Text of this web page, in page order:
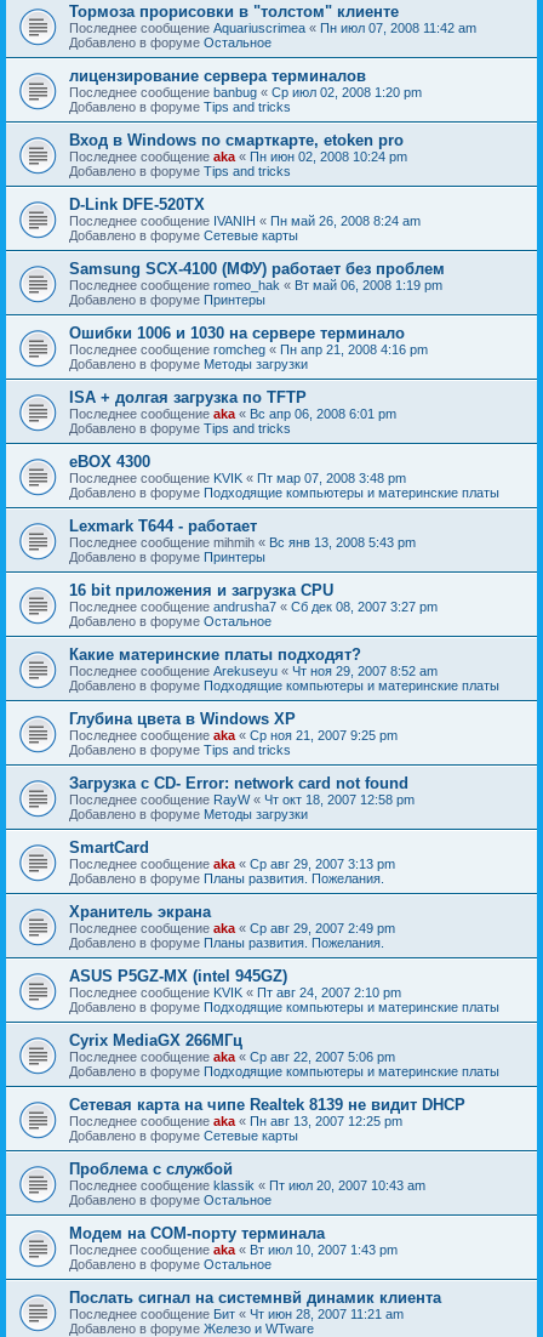
Тормоза прорисовки в "толстом" клиенте
Последнее сообщение Aquariuscrimea « Пн июл 07, 2008 11:42 am
Добавлено в форуме Остальное
лицензирование сервера терминалов
Последнее сообщение banbug « Ср июл 02, 2008 1:20 pm
Добавлено в форуме Tips and tricks
Вход в Windows по смарткарте, etoken pro
Последнее сообщение aka « Пн июн 02, 2008 10:24 pm
Добавлено в форуме Tips and tricks
D-Link DFE-520TX
Последнее сообщение IVANIH « Пн май 26, 2008 8:24 am
Добавлено в форуме Сетевые карты
Samsung SCX-4100 (МФУ) работает без проблем
Последнее сообщение romeo_hak « Вт май 06, 2008 1:19 pm
Добавлено в форуме Принтеры
Ошибки 1006 и 1030 на сервере терминало
Последнее сообщение romcheg « Пн апр 21, 2008 4:16 pm
Добавлено в форуме Методы загрузки
ISA + долгая загрузка по TFTP
Последнее сообщение aka « Вс апр 06, 2008 6:01 pm
Добавлено в форуме Tips and tricks
eBOX 4300
Последнее сообщение KVIK « Пт мар 07, 2008 3:48 pm
Добавлено в форуме Подходящие компьютеры и материнские платы
Lexmark T644 - работает
Последнее сообщение mihmih « Вс янв 13, 2008 5:43 pm
Добавлено в форуме Принтеры
16 bit приложения и загрузка CPU
Последнее сообщение andrusha7 « Сб дек 08, 2007 3:27 pm
Добавлено в форуме Остальное
Какие материнские платы подходят?
Последнее сообщение Arekuseyu « Чт ноя 29, 2007 8:52 am
Добавлено в форуме Подходящие компьютеры и материнские платы
Глубина цвета в Windows XP
Последнее сообщение aka « Ср ноя 21, 2007 9:25 pm
Добавлено в форуме Tips and tricks
Загрузка с CD- Error: network card not found
Последнее сообщение RayW« Чт окт 18, 2007 12:58 pm
Добавлено в форуме Методы загрузки
SmartCard
Последнее сообщение aka « Ср авг 29, 2007 3:13 pm
Добавлено в форуме Планы развития. Пожелания.
Хранитель экрана
Последнее сообщение aka « Ср авг 29, 2007 2:49 pm
Добавлено в форуме Планы развития. Пожелания.
ASUS P5GZ-MX (intel 945GZ)
Последнее сообщение KVIK « Пт авг 24, 2007 2:10 pm
Добавлено в форуме Подходящие компьютеры и материнские платы
Cyrix MediaGX 266МГц
Последнее сообщение aka « Ср авг 22, 2007 5:06 pm
Добавлено в форуме Подходящие компьютеры и материнские платы
Сетевая карта на чипе Realtek 8139 не видит DHCP
Последнее сообщение aka « Пн авг 13, 2007 12:25 pm
Добавлено в форуме Сетевые карты
Проблема с службой
Последнее сообщение klassik « Пт июл 20, 2007 10:43 am
Добавлено в форуме Остальное
Модем на COM-порту терминала
Последнее сообщение aka « Вт июл 10, 2007 1:43 pm
Добавлено в форуме Остальное
Послать сигнал на системнвй динамик клиента
Последнее сообщение Бит « Чт июн 28, 2007 11:21 am
Добавлено в форуме Железо и WTware